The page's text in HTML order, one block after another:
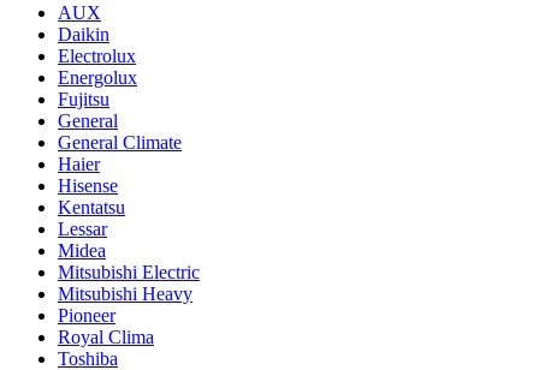
AUX
Daikin
Electrolux
Energolux
Fujitsu
General
General Climate
Haier
Hisense
Kentatsu
Lessar
Midea
Mitsubishi Electric
Mitsubishi Heavy
Pioneer
Royal Clima
Toshiba